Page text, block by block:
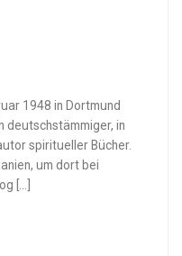
1948 in Dortmund
deutschstämmiger, in
spiritueller Bücher.
um dort bei
[…]